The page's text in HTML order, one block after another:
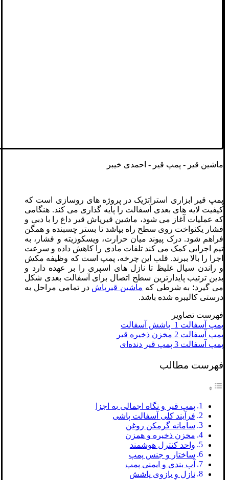
ماشین قیر - پمپ قیر - احمدی خیبر
پمپ قیر ابزاری استراتژیک در پروژه‌ های روسازی است که
کیفیت لایه‌ های بعدی آسفالت را پایه ‌گذاری می ‌کند. هنگامی
که عملیات آغاز می ‌شود، ماشین قیرپاش قیر داغ را با دبی و
فشار یکنواخت روی سطح راه بپاشد تا بستر چسبنده و همگن
فراهم شود. درک پیوند میان حرارت، ویسکوزیته و فشار، به
تیم اجرایی کمک می‌ کند تلفات مادی را کاهش داده و سرعت
اجرا را بالا ببرند. قلب این چرخه، پمپ است که وظیفه مکش
و راندن سیال غلیظ تا نازل ‌های اسپری را بر عهده دارد و
بدین‌ ترتیب پایدارترین سطح اتصال برای آسفالت بعدی شکل
می ‌گیرد؛ به ‌شرطی که ماشین قیرپاش در تمامی مراحل به‌
درستی کالیبره شده باشد.
فهرست تصاویر
پمپ آسفالت 1 پاشش آسفالت
پمپ آسفالت 2 مخزن ذخیره قیر
پمپ آسفالت 3 پمپ قیر دنده‌ای
فهرست مطالب
پمپ قیر و نگاه اجمالی به اجزا
فرآیند کلی آسفالت‌ پاشی
سامانه گرمکن روغن
مخزن ذخیره و همزن
واحد کنترل هوشمند
ساختار و جنس پمپ
آب ‌بندی و ایمنی پمپ
نازل و بازوی پاشش